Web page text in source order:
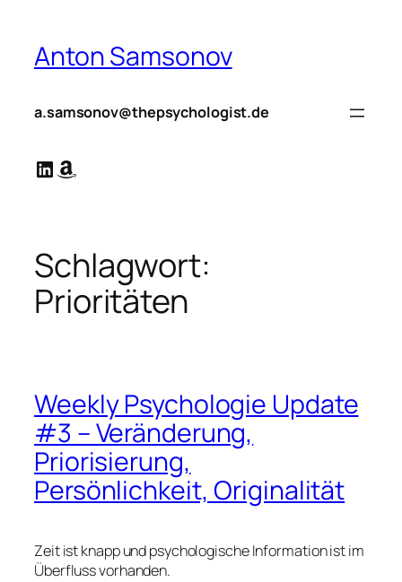
springen
Anton Samsonov
a.samsonov@thepsychologist.de
LinkedIn
Amazon
Schlagwort:
Prioritäten
Weekly Psychologie Update
#3 – Veränderung,
Priorisierung,
Persönlichkeit, Originalität
Zeit ist knapp und psychologische Information ist im
Überfluss vorhanden.